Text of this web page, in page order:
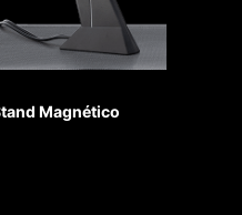
sistema
Magnético
STEEL ARMOR II
comparación con la
al peso de